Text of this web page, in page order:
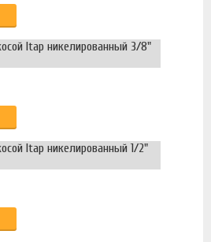
Itap никелированный 3/8"
Itap никелированный 1/2"